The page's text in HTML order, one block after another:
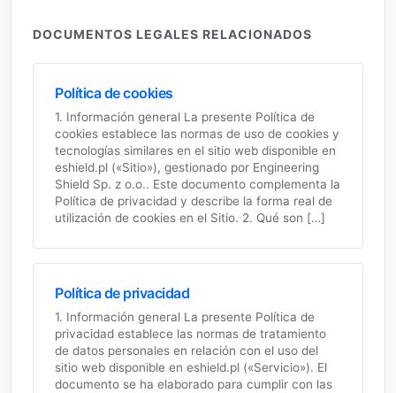
DOCUMENTOS LEGALES RELACIONADOS
Política de cookies
1. Información general La presente Política de
cookies establece las normas de uso de cookies y
tecnologías similares en el sitio web disponible en
eshield.pl («Sitio»), gestionado por Engineering
Shield Sp. z o.o.. Este documento complementa la
Política de privacidad y describe la forma real de
utilización de cookies en el Sitio. 2. Qué son […]
Política de privacidad
1. Información general La presente Política de
privacidad establece las normas de tratamiento
de datos personales en relación con el uso del
sitio web disponible en eshield.pl («Servicio»). El
documento se ha elaborado para cumplir con las